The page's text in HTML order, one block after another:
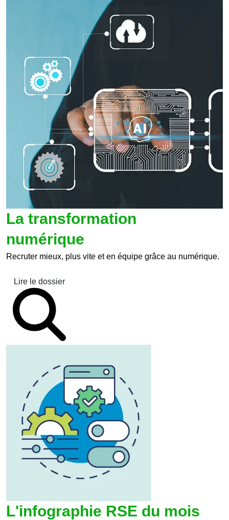
La transformation
numérique
Recruter mieux, plus vite et en équipe grâce au numérique.
Lire le dossier
L'infographie RSE du mois